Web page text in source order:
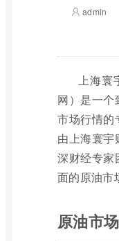
admin
上海寰
网）是一
市场行情的
由上海寰
深财经专家
面的原油市
原油市